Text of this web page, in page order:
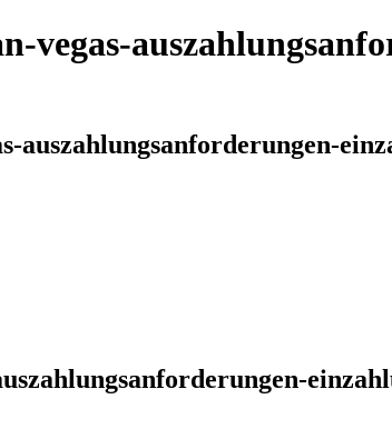
vegas-
auszahlungsanforderungen-